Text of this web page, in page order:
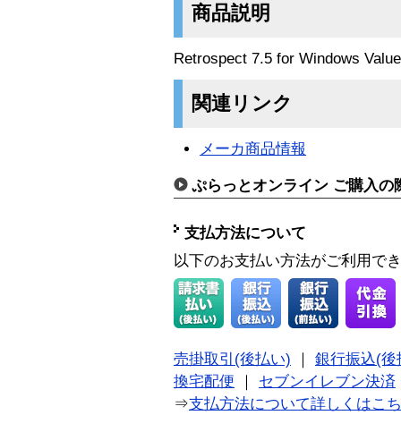
商品説明
Retrospect 7.5 for Windows
関連リンク
メーカ商品情報
ぷらっとオンライン ご購入の
支払方法について
以下のお支払い方法がご利用で
売掛取引(後払い)
銀行振込(後
換宅配便
セブンイレブン決済
⇒支払方法について詳しくはこ